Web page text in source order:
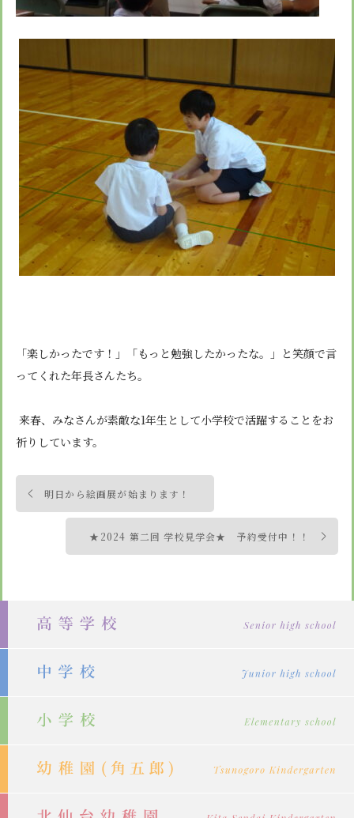
「楽しかったです！」「もっと勉強したかったな。」と笑顔で言
ってくれた年長さんたち。
来春、みなさんが素敵な1年生として小学校で活躍することをお
祈りしています。
投
稿
明日から絵画展が始まります！
★2024 第二回 学校見学会★ 予約受付中！！